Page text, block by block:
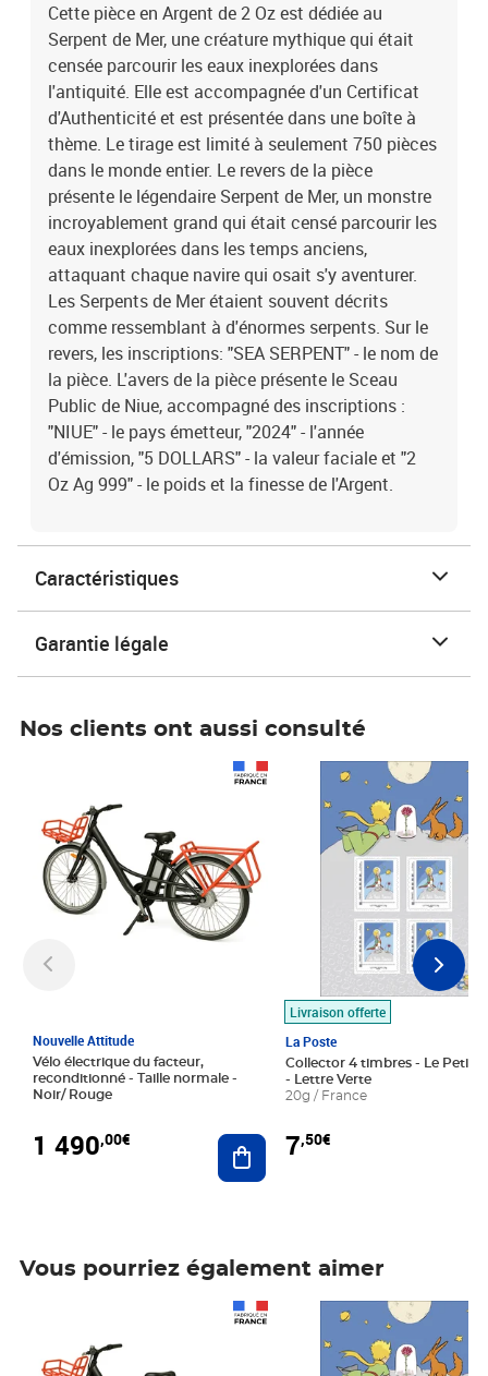
Cette pièce en Argent de 2 Oz est dédiée au
Serpent de Mer, une créature mythique qui était
censée parcourir les eaux inexplorées dans
l'antiquité. Elle est accompagnée d'un Certificat
d'Authenticité et est présentée dans une boîte à
thème. Le tirage est limité à seulement 750 pièces
dans le monde entier. Le revers de la pièce
présente le légendaire Serpent de Mer, un monstre
incroyablement grand qui était censé parcourir les
eaux inexplorées dans les temps anciens,
attaquant chaque navire qui osait s'y aventurer.
Les Serpents de Mer étaient souvent décrits
comme ressemblant à d'énormes serpents. Sur le
revers, les inscriptions: "SEA SERPENT" - le nom de
la pièce. L'avers de la pièce présente le Sceau
Public de Niue, accompagné des inscriptions :
"NIUE" - le pays émetteur, "2024" - l'année
d'émission, "5 DOLLARS" - la valeur faciale et "2
Oz Ag 999" - le poids et la finesse de l'Argent.
Caractéristiques
Garantie légale
Nos clients ont aussi consulté
Nouvelle Attitude
Vélo électrique du facteur,
reconditionné - Taille normale -
Noir/ Rouge
1 490,00€ Ajouter au panier
Livraison offerte
La Poste
Collector 4 timbres - Le Petit
- Lettre Verte
20g / France
7,50€
Prix 7,50€
Vous pourriez également aimer
Prix 7,50€